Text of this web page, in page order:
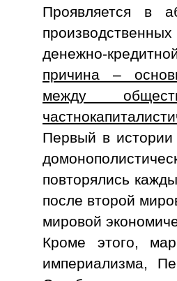
Проявляется в
денежно-
причина –
между
Первый в истории
повторялись
после второй
мировой
Кроме этого,
империализма,